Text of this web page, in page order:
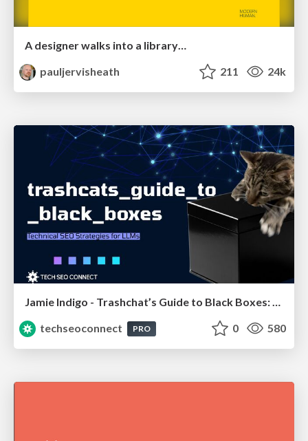
A designer walks into a library…
pauljervisheath
211 24k
Jamie Indigo - Trashchat’s Guide to Black Boxes: Technical SEO Tactics for LLMs
techseoconnect
PRO 0 580